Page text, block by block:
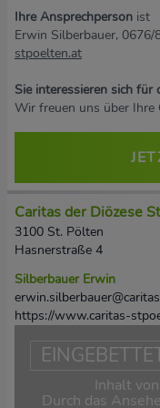
Ihre Ansprechperson ist
Erwin Silberbauer, 0676/
stpoelten.at
Sie interessieren sich für
Wir freuen uns über Ihre
Caritas der Diözese
3100 St. Pölten
Hasnerstraße 4
Silberbauer Erwin
https://www.caritas-
Inhalt
Durch das